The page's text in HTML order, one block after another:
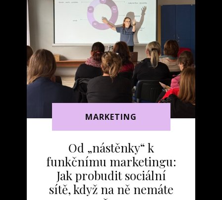
MARKETING
Od „nástěnky“ k
funkčnímu marketingu:
Jak probudit sociální
sítě, když na ně nemáte